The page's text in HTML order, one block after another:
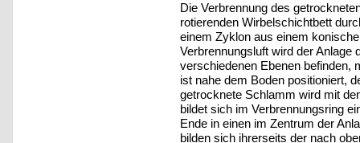
Die Verbrennung des
rotierenden Wirbelschichtbett
einem Zyklon aus einem
Verbrennungsluft wird der
verschiedenen Ebenen befinden,
ist nahe dem Boden positioniert,
getrocknete Schlamm wird mit
bildet sich im Verbrennungsring
Ende in einen im Zentrum der
bilden sich ihrerseits der nach